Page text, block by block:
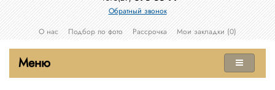
Обратный звонок
О нас
Подбор по фото Рассрочка Мои закладки (0)
Меню